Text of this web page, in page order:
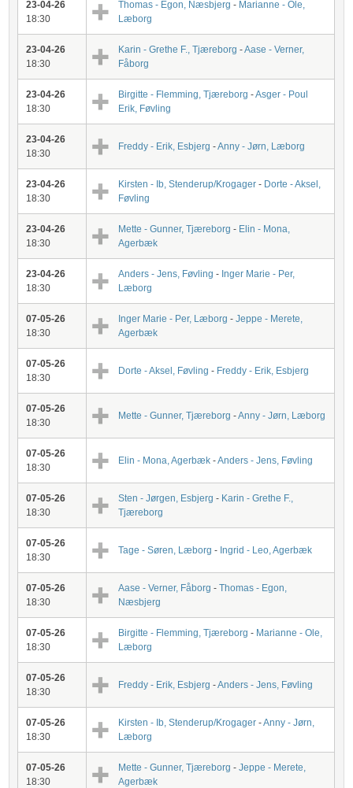
23-04-26
18:30
Thomas - Egon, Næsbjerg- Marianne - Ole,
Læborg
23-04-26
18:30
Karin - Grethe F., Tjæreborg-Aase - Verner,
Fåborg
23-04-26
18:30
Birgitte - Flemming, Tjæreborg -Asger - Poul
Erik, Føvling
23-04-26
18:30
Freddy - Erik, Esbjerg -Anny - Jørn, Læborg
23-04-26
18:30
Kirsten - Ib, Stenderup/Krogager- Dorte - Aksel,
Føvling
23-04-26
18:30
Mette - Gunner, Tjæreborg- Elin - Mona,
Agerbæk
23-04-26
18:30
Anders - Jens, Føvling - Inger Marie - Per,
Læborg
07-05-26
18:30
Inger Marie - Per, Læborg -Jeppe - Merete,
Agerbæk
07-05-26
18:30
Dorte - Aksel, Føvling- Freddy - Erik, Esbjerg
07-05-26
18:30
Mette - Gunner, Tjæreborg-Anny - Jørn, Læborg
07-05-26
18:30
Elin - Mona, Agerbæk-Anders - Jens, Føvling
07-05-26
18:30
Sten - Jørgen, Esbjerg- Karin - Grethe F.,
Tjæreborg
07-05-26
18:30
Tage - Søren, Læborg - Ingrid - Leo, Agerbæk
07-05-26
18:30
Aase - Verner, Fåborg -Thomas - Egon,
Næsbjerg
07-05-26
18:30
Birgitte - Flemming, Tjæreborg - Marianne - Ole,
Læborg
07-05-26
18:30
Freddy - Erik, Esbjerg -Anders - Jens, Føvling
07-05-26
18:30
Kirsten - Ib, Stenderup/Krogager-Anny - Jørn,
Læborg
07-05-26
18:30
Mette - Gunner, Tjæreborg-Jeppe - Merete,
Agerbæk